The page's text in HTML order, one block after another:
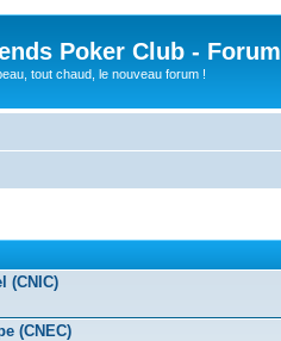
Poker Club - Forum
tout chaud, le nouveau forum !
(CNIC)
(CNEC)